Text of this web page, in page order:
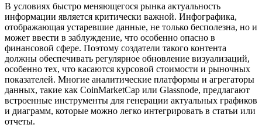
В условиях быстро меняющегося рынка актуальность
информации является критически важной. Инфографика,
отображающая устаревшие данные, не только бесполезна, но и
может ввести в заблуждение, что особенно опасно в
финансовой сфере. Поэтому создатели такого контента
должны обеспечивать регулярное обновление визуализаций,
особенно тех, что касаются курсовой стоимости и рыночных
показателей. Многие аналитические платформы и агрегаторы
данных, такие как CoinMarketCap или Glassnode, предлагают
встроенные инструменты для генерации актуальных графиков
и диаграмм, которые можно легко интегрировать в статьи или
отчеты.